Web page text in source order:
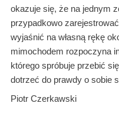
okazuje się, że na jednym
przypadkowo
wyjaśnić na własną rękę
mimochodem rozpoczyna
którego spróbuje przebić
dotrzeć do prawdy o sobie
Piotr Czerkawski